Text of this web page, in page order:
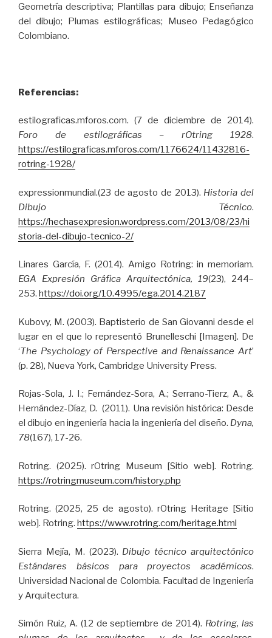
Geometría descriptiva; Plantillas para dibujo; Enseñanza
del dibujo; Plumas estilográficas; Museo Pedagógico
Colombiano.
Referencias:
estilograficas.mforos.com. (7 de diciembre de 2014).
Foro de estilográficas – rOtring 1928.
https://estilograficas.mforos.com/1176624/11432816-
rotring-1928/
expressionmundial.(23 de agosto de 2013). Historia del
Dibujo Técnico.
https://hechasexpresion.wordpress.com/2013/08/23/hi
storia-del-dibujo-tecnico-2/
Linares García, F. (2014). Amigo Rotring: in memoriam.
EGA Expresión Gráfica Arquitectónica, 19(23), 244–
253. https://doi.org/10.4995/ega.2014.2187
Kubovy, M. (2003). Baptisterio de San Giovanni desde el
lugar en el que lo representó Brunelleschi [Imagen]. De
‘The Psychology of Perspective and Renaissance Art’
(p. 28), Nueva York, Cambridge University Press.
Rojas-Sola, J. I.; Fernández-Sora, A.; Serrano-Tierz, A., &
Hernández-Díaz, D. (2011). Una revisión histórica: Desde
el dibujo en ingeniería hacia la ingeniería del diseño. Dyna,
78(167), 17-26.
Rotring. (2025). rOtring Museum [Sitio web]. Rotring.
https://rotringmuseum.com/history.php
Rotring. (2025, 25 de agosto). rOtring Heritage [Sitio
web]. Rotring. https://www.rotring.com/heritage.html
Sierra Mejía, M. (2023). Dibujo técnico arquitectónico
Estándares básicos para proyectos académicos.
Universidad Nacional de Colombia. Facultad de Ingeniería
y Arquitectura.
Simón Ruiz, A. (12 de septiembre de 2014). Rotring, las